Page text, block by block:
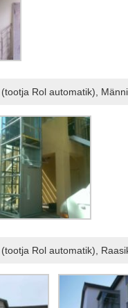
Rol automatik),
Rol automatik),